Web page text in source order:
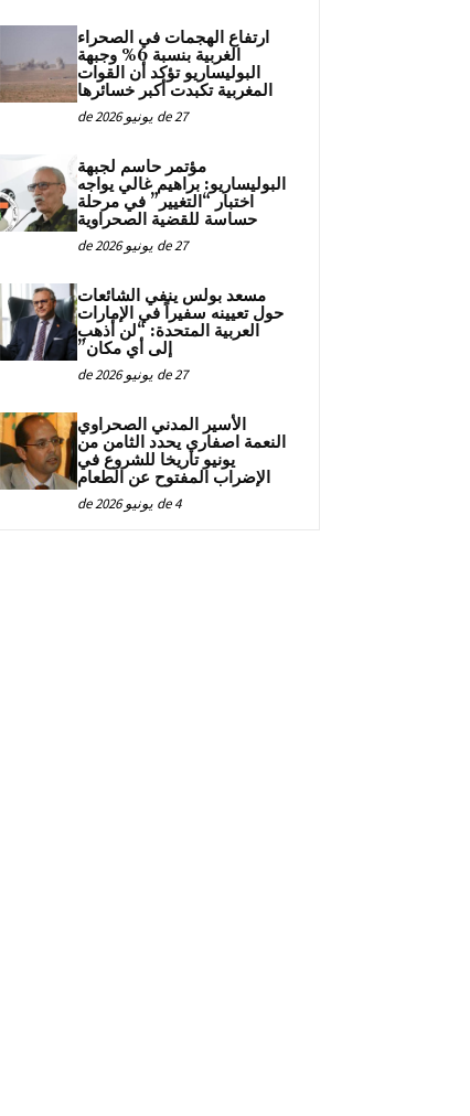
ارتفاع الهجمات في الصحراء
الغربية بنسبة 6% وجبهة
البوليساريو تؤكد أن القوات
المغربية تكبدت أكبر خسائرها
27 de يونيو de 2026
مؤتمر حاسم لجبهة
البوليساريو: براهيم غالي يواجه
اختبار “التغيير” في مرحلة
حساسة للقضية الصحراوية
27 de يونيو de 2026
مسعد بولس ينفي الشائعات
حول تعيينه سفيراً في الإمارات
العربية المتحدة: “لن أذهب
إلى أي مكان”
27 de يونيو de 2026
الأسير المدني الصحراوي
النعمة اصفاري يحدد الثامن من
يونيو تاريخا للشروع في
الإضراب المفتوح عن الطعام
4 de يونيو de 2026